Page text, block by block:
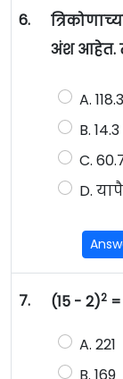
6.
अंश आहेत.
A.
B.
C.
D.
7. (15 - 2)2=
A. 221